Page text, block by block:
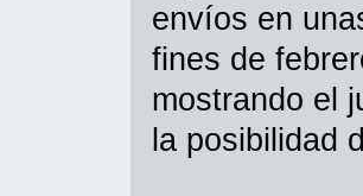
envíos en
fines de
mostrando el
la posibilidad